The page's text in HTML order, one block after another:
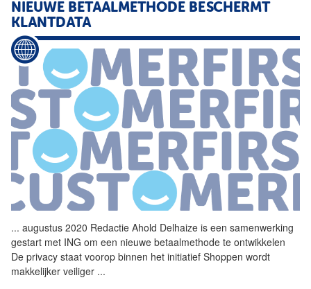
NIEUWE BETAALMETHODE BESCHERMT
KLANTDATA
... augustus 2020 Redactie Ahold Delhaize is een samenwerking
gestart met ING om een nieuwe betaalmethode te ontwikkelen
De privacy staat voorop binnen het initiatief Shoppen wordt
makkelijker veiliger ...